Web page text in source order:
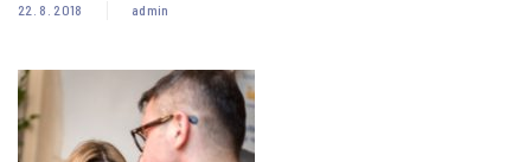
22. 8. 2018 admin